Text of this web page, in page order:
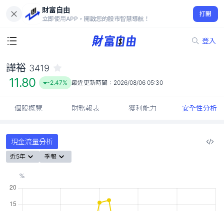
財富自由
立即使用APP，開啟您的股市智慧導航！
打開
登入
11.80
-2.47%
譁裕 3419
11.80 -2.47% 最近更新時間： 2026/08/06 05:30
個股概覽 財務報表 獲利能力 安全性分析
現金流量分析
近5年 季報